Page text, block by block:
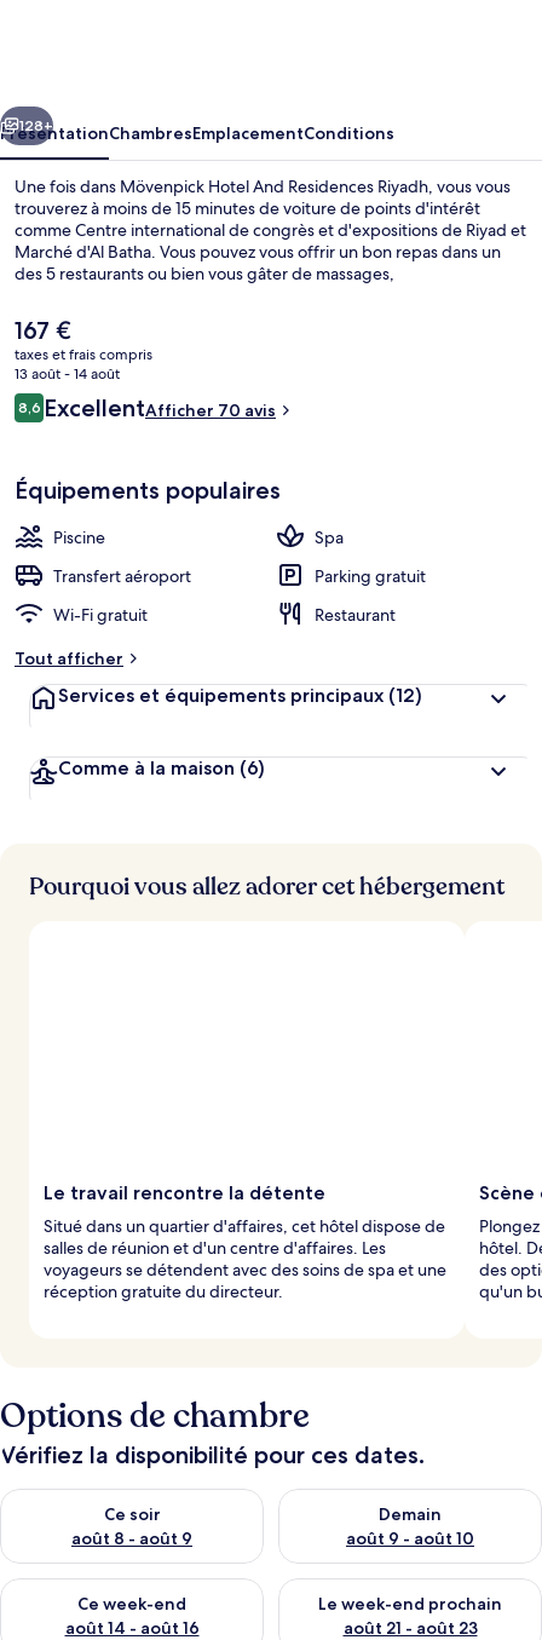
Riyadh
Suivant
128+
PrésentationChambresEmplacementConditions
Une fois dans Mövenpick Hotel And Residences Riyadh, vous vous
trouverez à moins de 15 minutes de voiture de points d'intérêt
comme Centre international de congrès et d'expositions de Riyad et
Marché d'Al Batha. Vous pouvez vous offrir un bon repas dans un
des 5 restaurants ou bien vous gâter de massages,
qui vous sont proposés au spa. Cet hôtel de luxe abrite en outre une
piscine extérieure, un bar / salon et un centre de remise en forme.
Le
prix
actuel
est
de
167 €
taxes et frais compris
13 août - 14 août
Avis
voyageurs
8,68,6 sur 10
ExcellentAfficher 70 avis
Équipements populaires
Piscine
Spa
Transfert aéroport
Parking gratuit
Wi-Fi gratuit
Restaurant
Tout afficher
Services et équipements principaux (12)
Comme à la maison (6)
Pourquoi vous allez adorer cet hébergement
Le travail rencontre la détente
Situé dans un quartier d'affaires, cet hôtel dispose de
salles de réunion et d'un centre d'affaires. Les
voyageurs se détendent avec des soins de spa et une
réception gratuite du directeur.
Scène
hôtel.
des
qu'un
Options de chambre
Vérifiez la disponibilité pour ces dates.
Ce soir
août 8 - août 9
Vérifier la disponibilité pour ce soir août 8 - août 9
Demain
août 9 - août 10
Vérifier la disponibilité pour
Ce week-end
août 14 - août 16
Vérifier la disponibilité pour ce week-end août 14 - août 16
Le week-end prochain
août 21 - août 23
Vérifier la disponibilité pour